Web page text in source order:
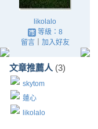
likolalo
等級：8
留言｜ 加入好友
文章推薦人 (3)
skytom
蓮心
likolalo